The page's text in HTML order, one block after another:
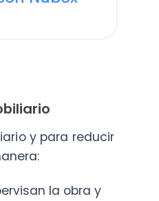
de capital,
de lo